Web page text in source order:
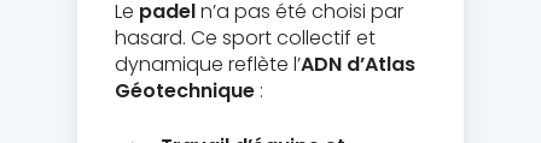
Le padeln’a pas été choisi par
hasard. Ce sport collectif et
dynamique reflète l’ADN d’Atlas
Géotechnique :